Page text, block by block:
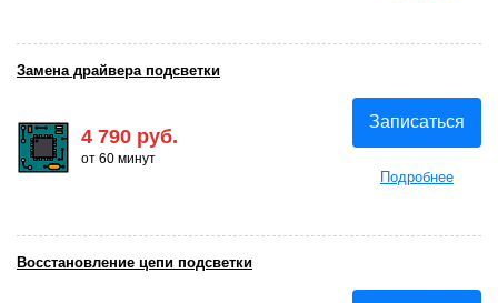
4 790 руб.
от 60 минут
Записаться
Подробнее
Замена драйвера подсветки
Восстановление цепи подсветки